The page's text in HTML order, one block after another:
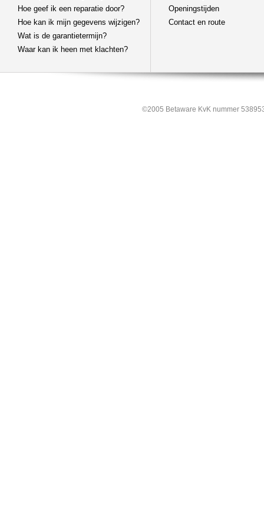
Hoe geef ik een reparatie door?
Hoe kan ik mijn gegevens wijzigen?
Wat is de garantietermijn?
Waar kan ik heen met klachten?
Openingstijden
Contact en route
©2005 Betaware KvK nummer